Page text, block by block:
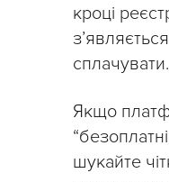
кроці
сплачувати.
Якщо
шукайте